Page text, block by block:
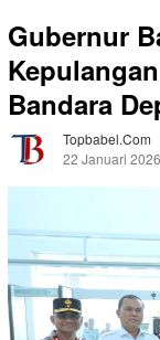
Gubernur
Bandara
Topbabel.com
22 Januari 2026